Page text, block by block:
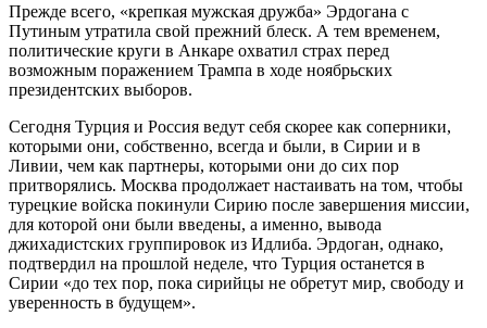
Прежде всего, «крепкая мужская дружба» Эрдогана с
Путиным утратила свой прежний блеск. А тем временем,
политические круги в Анкаре охватил страх перед
возможным поражением Трампа в ходе ноябрьских
президентских выборов.
Сегодня Турция и Россия ведут себя скорее как соперники,
которыми они, собственно, всегда и были, в Сирии и в
Ливии, чем как партнеры, которыми они до сих пор
притворялись. Москва продолжает настаивать на том, чтобы
турецкие войска покинули Сирию после завершения миссии,
для которой они были введены, а именно, вывода
джихадистских группировок из Идлиба. Эрдоган, однако,
подтвердил на прошлой неделе, что Турция останется в
Сирии «до тех пор, пока сирийцы не обретут мир, свободу и
уверенность в будущем».